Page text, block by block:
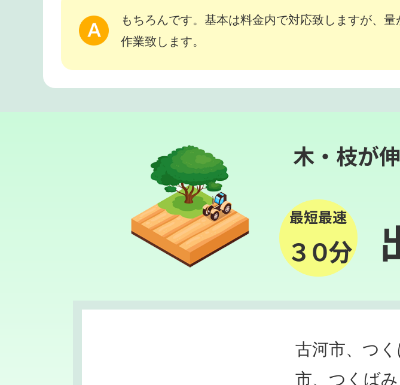
もちろんです。基本は料金内で対応致しますが、
作業致します。
木・枝が
最短最速
３０分
古河市、つ
市、つくば